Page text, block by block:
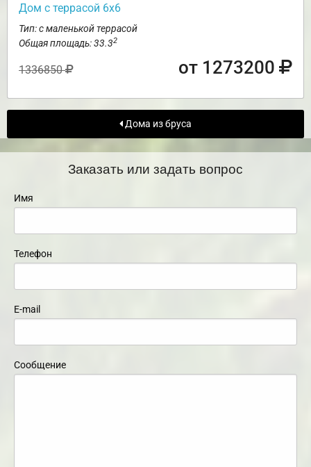
Дом с террасой 6х6
Тип: с маленькой террасой
Общая площадь: 33.32
1336850 от 1273200
Дома из бруса
Заказать или задать вопрос
Имя
Телефон
E-mail
Сообщение